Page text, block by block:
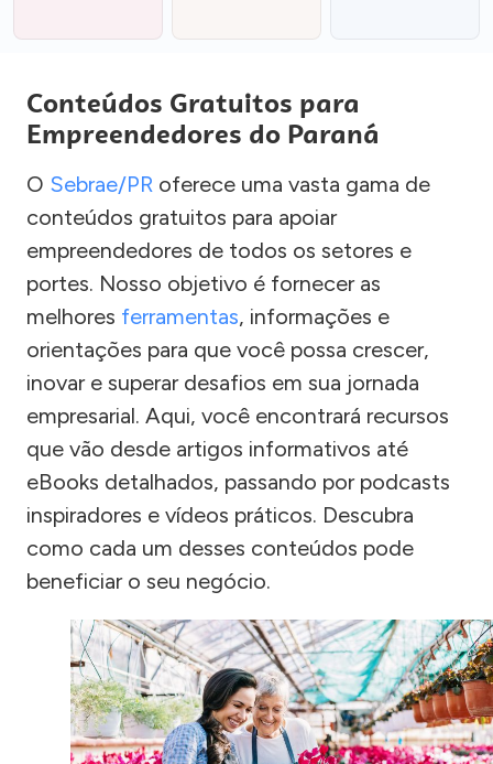
Conteúdos Gratuitos para
Empreendedores do Paraná
O Sebrae/PR oferece uma vasta gama de
conteúdos gratuitos para apoiar
empreendedores de todos os setores e
portes. Nosso objetivo é fornecer as
melhores ferramentas, informações e
orientações para que você possa crescer,
inovar e superar desafios em sua jornada
empresarial. Aqui, você encontrará recursos
que vão desde artigos informativos até
eBooks detalhados, passando por podcasts
inspiradores e vídeos práticos. Descubra
como cada um desses conteúdos pode
beneficiar o seu negócio.